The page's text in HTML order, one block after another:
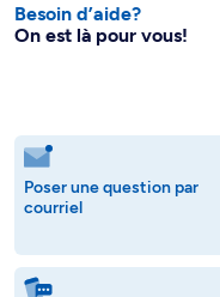
Besoin d’aide?
On est là pour vous!
Poser une question par
courriel